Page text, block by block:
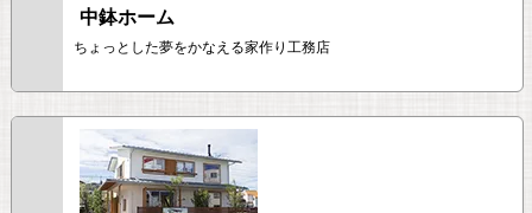
中鉢ホーム
ちょっとした夢をかなえる家作り工務店